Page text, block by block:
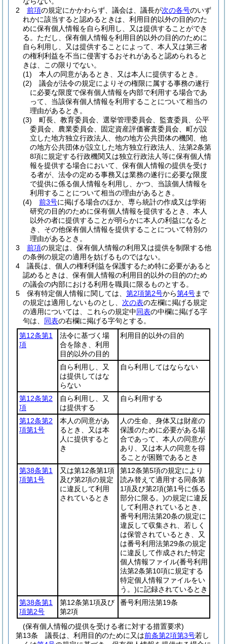
2
前項の規定にかかわらず、議会は、議長が次の各号のいず
れかに該当すると認めるときは、利用目的以外の目的のた
めに保有個人情報を自ら利用し、又は提供することができ
る。 ただし、保有個人情報を利用目的以外の目的のために
自ら利用し、又は提供することによって、本人又は第三者
の権利利益を不当に侵害するおそれがあると認められると
きは、この限りでない。
(1)
本人の同意があるとき、又は本人に提供するとき。
(2)
議会が法令の規定によりその権限に属する事務の遂行
に必要な限度で保有個人情報を内部で利用する場合であ
って、当該保有個人情報を利用することについて相当の
理由があるとき。
(3)
町長、教育委員会、選挙管理委員会、監査委員、公平
委員会、農業委員会、固定資産評価審査委員会、町が設
立した地方独立行政法人、他の地方公共団体の機関、他
の地方公共団体が設立した地方独立行政法人、法第2条第
8項に規定する行政機関又は独立行政法人等に保有個人情
報を提供する場合において、保有個人情報の提供を受け
る者が、法令の定める事務又は業務の遂行に必要な限度
で提供に係る個人情報を利用し、かつ、当該個人情報を
利用することについて相当の理由があるとき。
(4)
前3号に掲げる場合のほか、専ら統計の作成又は学術
研究の目的のために保有個人情報を提供するとき、本人
以外の者に提供することが明らかに本人の利益になると
き、その他保有個人情報を提供することについて特別の
理由があるとき。
3
前項の規定は、保有個人情報の利用又は提供を制限する他
の条例の規定の適用を妨げるものではない。
4
議長は、個人の権利利益を保護するため特に必要があると
認めるときは、保有個人情報の利用目的以外の目的のため
の議会の内部における利用を職員に限るものとする。
5
保有特定個人情報に関しては、 第2項第2号から第4号まで
の規定は適用しないものとし、 次の表の左欄に掲げる規定
の適用については、これらの規定中同表の中欄に掲げる字
句は、 同表の右欄に掲げる字句とする。
第12条第1
項
法令に基づく場
合を除き、利用
目的以外の目的
利用目的以外の目的
自ら利用し、又
は提供してはな
らない
自ら利用してはならない
第12条第2
項
自ら利用し、又
は提供する
自ら利用する
第12条第2
項第1号
本人の同意があ
るとき、又は本
人に提供すると
き
人の生命、身体又は財産の
保護のために必要がある場
合であって、本人の同意が
あり、又は本人の同意を得
ることが困難であるとき
第38条第1
項第1号
又は第12条第1項
及び第2項の規定
に違反して利用
されているとき
第12条第5項の規定により
読み替えて適用する同条第
1項及び第2項(第1号に係る
部分に限る。)の規定に違反
して利用されているとき、
番号利用法第20条の規定に
違反して収集され、若しく
は保管されているとき、又
は番号利用法第29条の規定
に違反して作成された特定
個人情報ファイル(番号利用
法第2条第10項に規定する
特定個人情報ファイルをい
う。)に記録されているとき
第38条第1
項第2号
第12条第1項及び
第2項
番号利用法第19条
(保有個人情報の提供を受ける者に対する措置要求)
第13条
議長は、利用目的のために又は前条第2項第3号若し